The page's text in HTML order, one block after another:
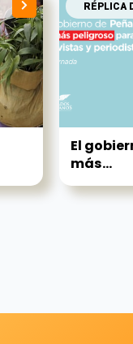
RÉPLICA
El
más...